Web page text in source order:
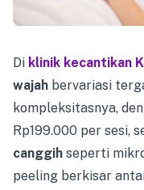
Di klinik kecantikan
wajah bervariasi
kompleksitasnya,
Rp199.000 per sesi,
canggih seperti
peeling berkisar